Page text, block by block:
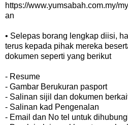
https://www.yumsabah.com.my/
an
• Selepas borang lengkap diisi,
terus kepada pihak mereka
dokumen seperti yang berikut
- Resume
- Gambar Berukuran pasport
- Salinan sijil dan dokumen
- Salinan kad Pengenalan
- Email dan No tel untuk